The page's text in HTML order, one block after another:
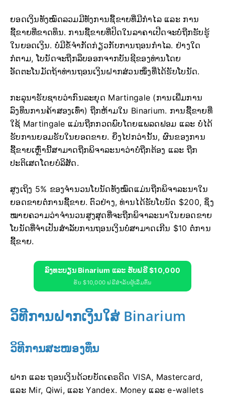
ຍອດເງິນທັງໝົດລວມມີທັງການຊື້ຂາຍທີ່ມີກຳໄລ ແລະ ການ
ຊື້ຂາຍທີ່ຂາດທຶນ. ການຊື້ຂາຍທີ່ປິດໃນລາຄາເປີດຈະບໍ່ຖືກຮັບຮູ້
ໃນຍອດເງິນ. ບໍ່ມີຂໍ້ຈຳກັດກ່ຽວກັບການຖອນກຳໄລ. ຢ່າງໃດ
ກໍຕາມ, ໂບນັດຈະຖືກລຶບອອກຈາກບັນຊີຂອງທ່ານໂດຍ
ອັດຕະໂນມັດຖ້າທ່ານຖອນເງິນຝາກສ່ວນໜຶ່ງທີ່ໄດ້ຮັບໂບນັດ.
ກະລຸນາຮັບຊາບວ່າກົນລະຍຸດ Martingale (ການເພີ່ມການ
ລົງທຶນການຄ້າສອງເທົ່າ) ຖືກຫ້າມໃນ Binarium. ການຊື້ຂາຍທີ່
ໃຊ້ Martingale ແມ່ນຖືກກວດພົບໂດຍແພລດຟອມ ແລະ ບໍ່ໄດ້
ຮັບການຍອມຮັບໃນຍອດຂາຍ. ຍິ່ງໄປກວ່ານັ້ນ, ຜົນຂອງການ
ຊື້ຂາຍເຫຼົ່ານີ້ສາມາດຖືກພິຈາລະນາວ່າບໍ່ຖືກຕ້ອງ ແລະ ຖືກ
ປະຕິເສດໂດຍບໍລິສັດ.
ສູງເຖິງ 5% ຂອງຈຳນວນໂບນັດທັງໝົດແມ່ນຖືກພິຈາລະນາໃນ
ຍອດຂາຍຕໍ່ການຊື້ຂາຍ. ຕົວຢ່າງ, ທ່ານໄດ້ຮັບໂບນັດ $200, ຊຶ່ງ
ໝາຍຄວາມວ່າຈຳນວນສູງສຸດທີ່ຈະຖືກພິຈາລະນາໃນຍອດຂາຍ
ໂບນັດທີ່ຈຳເປັນສຳລັບການຖອນເງິນບໍ່ສາມາດເກີນ $10 ຕໍ່ການ
ຊື້ຂາຍ.
ລົງທະບຽນ Binarium ແລະ ຮັບຟຣີ $10,000
ຮັບ $10,000 ຟຣີສຳລັບຜູ້ເລີ່ມຕົ້ນ
ວິທີການຝາກເງິນໃສ່ Binarium
ວິທີການສະໜອງທຶນ
ຝາກ ແລະ ຖອນເງິນດ້ວຍບັດເຄຣດິດ VISA, Mastercard,
ແລະ Mir, Qiwi, ແລະ Yandex. Money ແລະ e-wallets